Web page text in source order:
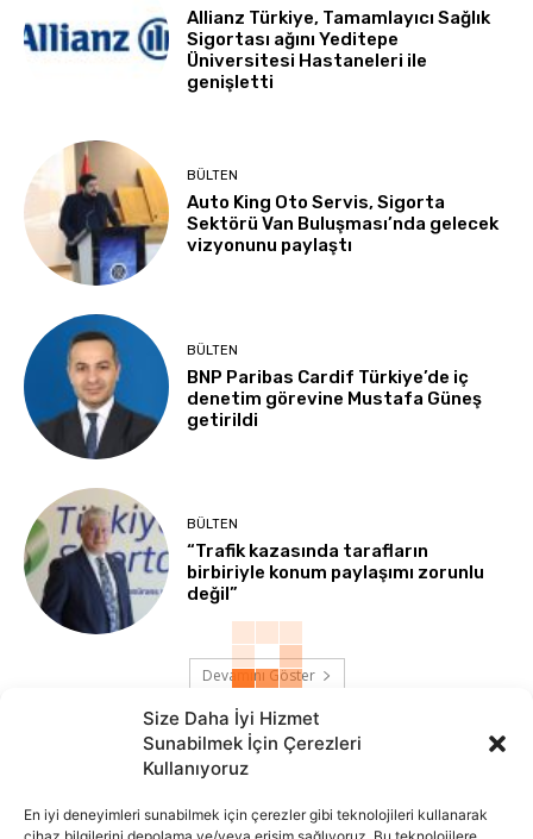
Size Daha İyi Hizmet
Sunabilmek İçin Çerezleri
Kullanıyoruz
En iyi deneyimleri sunabilmek için çerezler gibi teknolojileri kullanarak
Allianz Türkiye, Tamamlayıcı Sağlık
Sigortası ağını Yeditepe
Üniversitesi Hastaneleri ile
genişletti
BÜLTEN
Auto King Oto Servis, Sigorta
Sektörü Van Buluşması’nda gelecek
vizyonunu paylaştı
BÜLTEN
BNP Paribas Cardif Türkiye’de iç
denetim görevine Mustafa Güneş
getirildi
BÜLTEN
“Trafik kazasında tarafların
birbiriyle konum paylaşımı zorunlu
değil”
Devamını Göster